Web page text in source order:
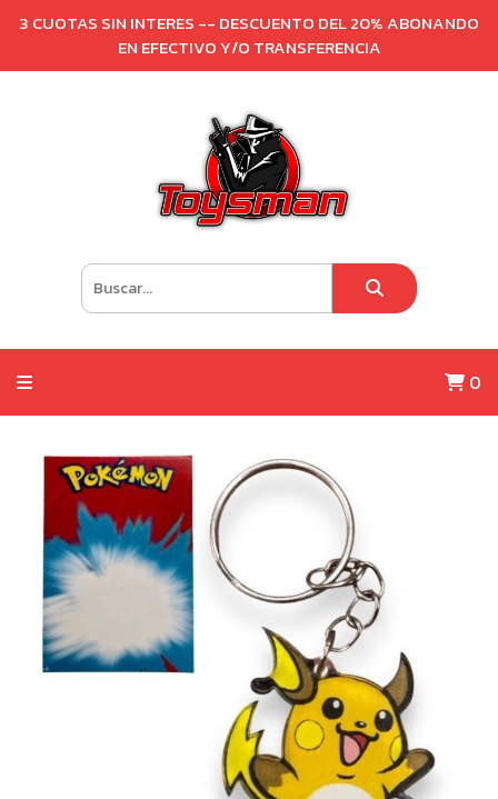
3 CUOTAS SIN INTERES -- DESCUENTO DEL 20% ABONANDO
EN EFECTIVO Y/O TRANSFERENCIA
0